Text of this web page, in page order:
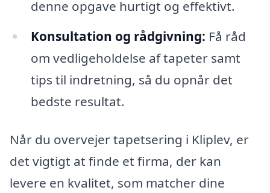
denne opgave hurtigt og effektivt.
Konsultation og rådgivning: Få råd
om vedligeholdelse af tapeter samt
tips til indretning, så du opnår det
bedste resultat.
Når du overvejer tapetsering i Kliplev, er
det vigtigt at finde et firma, der kan
levere en kvalitet, som matcher dine